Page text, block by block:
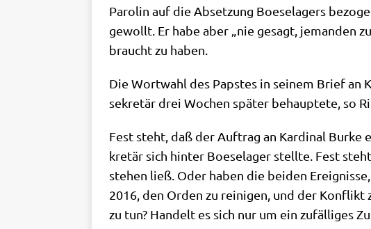
Paro­lin auf die Abset­zung Boe­se­la­gers
gewollt. Er habe aber „nie gesagt, jeman­den
braucht zu haben.
Die Wort­wahl des Pap­stes in sei­nem Brief an
se­kre­tär drei Wochen spä­ter behaup­te­te, so
Fest steht, daß der Auf­trag an Kar­di­nal Bur­ke
kre­tär sich hin­ter Boe­se­la­ger stell­te. Fest
ste­hen ließ. Oder haben die bei­den
2016, den Orden zu rei­ni­gen, und der
zu tun? Han­delt es sich nur um ein zufäl­li­ges